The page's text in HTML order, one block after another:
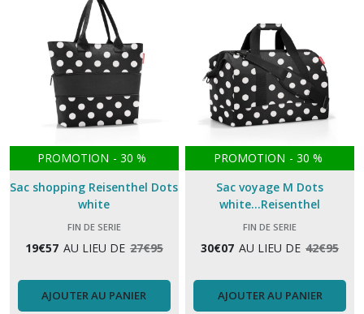
PROMOTION - 30 %
Sac shopping Reisenthel Dots
white
FIN DE SERIE
19€57 AU LIEU DE 27€95
AJOUTER AU PANIER
PROMOTION - 30 %
Sac voyage M Dots
white...Reisenthel
FIN DE SERIE
30€07 AU LIEU DE 42€95
AJOUTER AU PANIER